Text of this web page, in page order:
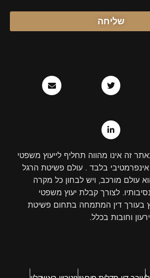
שליחה
T
w
i
e
r
E
n
v
L
i
n
d
i
n
i
n
זה אינו מהווה תחליף לייעוץ משפטי
בלבד . עולם פשיטת הרגל
עולם מורכב, ויש לבחון כל מקרה
לצורך קבלת יעוץ משפטי
בעורך דין המתמחה בתחום פשיטת
וחובות בכלל.